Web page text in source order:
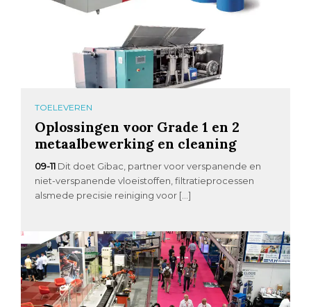
TOELEVEREN
Oplossingen voor Grade 1 en 2
metaalbewerking en cleaning
09-11 Dit doet Gibac, partner voor verspanende en
niet-verspanende vloeistoffen, filtratieprocessen
alsmede precisie reiniging voor […]